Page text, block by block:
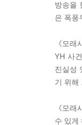
방송을
은 폭풍
《모
YH 사
진실성
기 위해
《모
수 있게